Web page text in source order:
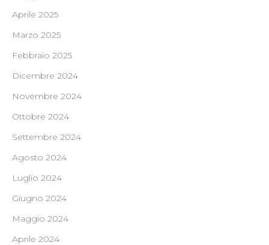
Aprile 2025
Marzo 2025
Febbraio 2025
Dicembre 2024
Novembre 2024
Ottobre 2024
Settembre 2024
Agosto 2024
Luglio 2024
Giugno 2024
Maggio 2024
Aprile 2024